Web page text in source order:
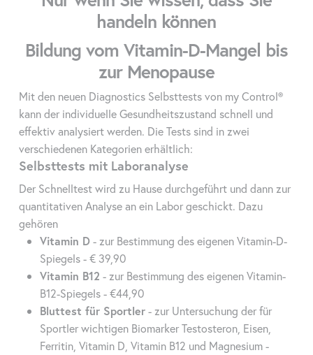
handeln können
Bildung vom Vitamin-D-Mangel bis
zur Menopause
Mit den neuen Diagnostics Selbsttests von my Control®
kann der individuelle Gesundheitszustand schnell und
effektiv analysiert werden. Die Tests sind in zwei
verschiedenen Kategorien erhältlich:
Selbsttests mit Laboranalyse
Der Schnelltest wird zu Hause durchgeführt und dann zur
quantitativen Analyse an ein Labor geschickt. Dazu
gehören
Vitamin D- zur Bestimmung des eigenen Vitamin-D-
Spiegels - € 39,90
Vitamin B12 - zur Bestimmung des eigenen Vitamin-
B12-Spiegels - €44,90
Bluttest für Sportler- zur Untersuchung der für
Sportler wichtigen Biomarker Testosteron, Eisen,
Ferritin, Vitamin D, Vitamin B12 und Magnesium -